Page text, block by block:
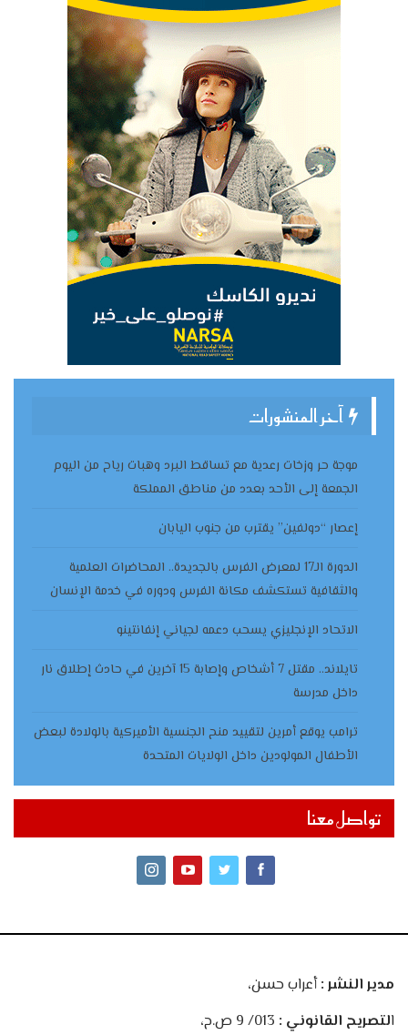
آخر المنشورات
موجة حر وزخات رعدية مع تساقط البرد وهبات رياح من اليوم
الجمعة إلى الأحد بعدد من مناطق المملكة
إعصار “دولفين” يقترب من جنوب اليابان
الدورة الـ17 لمعرض الفرس بالجديدة.. المحاضرات العلمية
والثقافية تستكشف مكانة الفرس ودوره في خدمة الإنسان
الاتحاد الإنجليزي يسحب دعمه لجياني إنفانتينو
تايلاند.. مقتل 7 أشخاص وإصابة 15 آخرين في حادث إطلاق نار
داخل مدرسة
ترامب يوقع أمرين لتقييد منح الجنسية الأميركية بالولادة لبعض
الأطفال المولودين داخل الولايات المتحدة
تواصل معنا
مدير النشر :أعراب حسن،
التصريح القانوني :